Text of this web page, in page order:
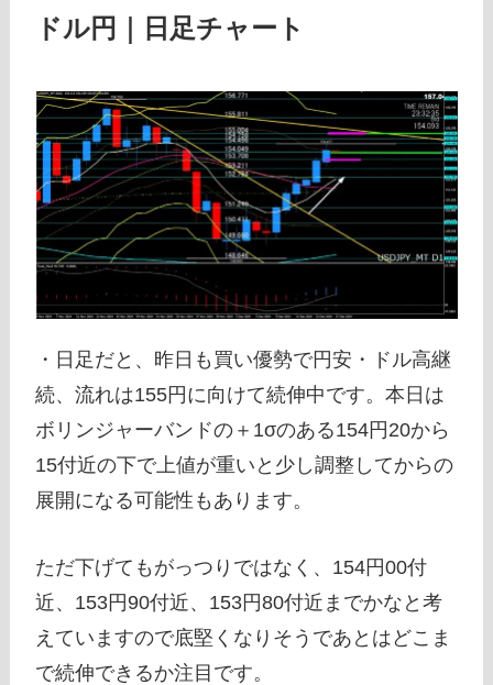
ドル円｜日足チャート
・日足だと、昨日も買い優勢で円安・ドル高継
続、流れは155円に向けて続伸中です。本日は
ボリンジャーバンドの＋1σのある154円20から
15付近の下で上値が重いと少し調整してからの
展開になる可能性もあります。
ただ下げてもがっつりではなく、154円00付
近、153円90付近、153円80付近までかなと考
えていますので底堅くなりそうであとはどこま
で続伸できるか注目です。